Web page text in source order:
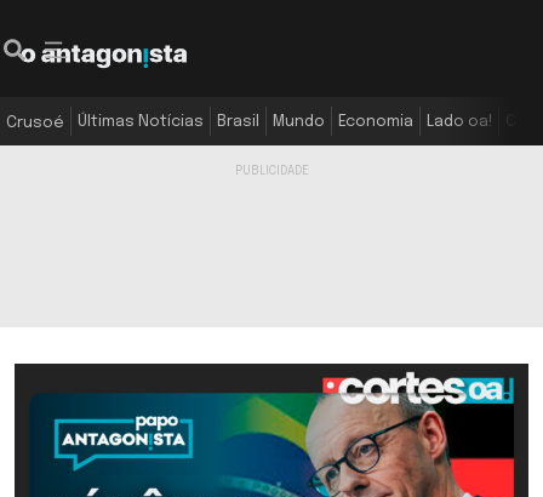
Crusoé Últimas Notícias Brasil Mundo Economia Lado oa!